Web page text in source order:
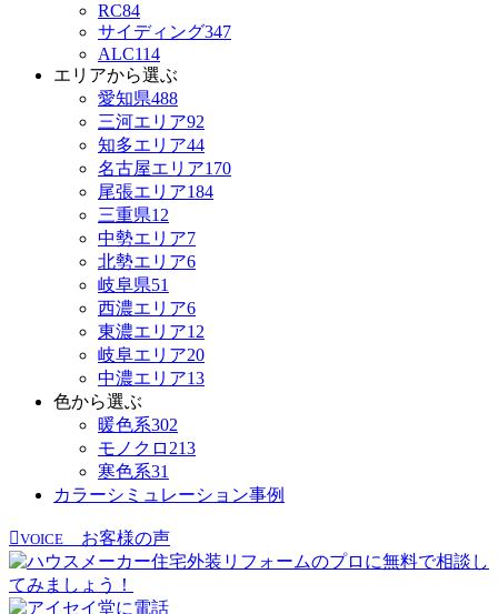
RC84
サイディング347
ALC114
エリアから選ぶ
愛知県488
三河エリア92
知多エリア44
名古屋エリア170
尾張エリア184
三重県12
中勢エリア7
北勢エリア6
岐阜県51
西濃エリア6
東濃エリア12
岐阜エリア20
中濃エリア13
色から選ぶ
暖色系302
モノクロ213
寒色系31
カラーシミュレーション事例
VOICE お客様の声